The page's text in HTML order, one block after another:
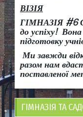
ВІЗІЯ
ГІМНАЗІЯ #6
до успіху! Вона
підготовку
Ми завжди
разом нам
поставленої
ГІМНАЗІЯ ТА